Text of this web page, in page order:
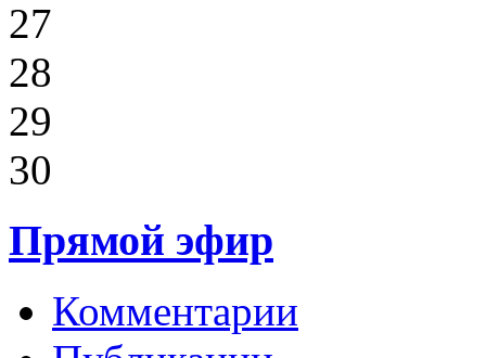
27
28
29
30
Прямой эфир
Комментарии